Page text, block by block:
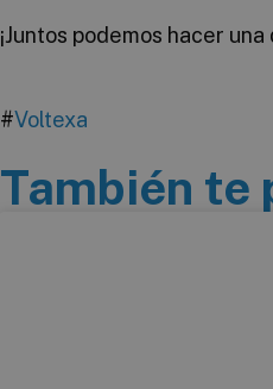
¡Juntos podemos hacer
#Voltexa
También te